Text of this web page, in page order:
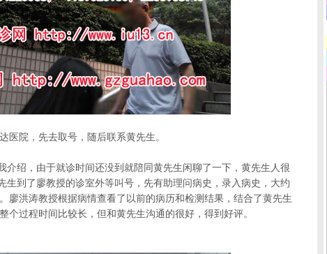
医院，先去取号，随后联系黄先生。
介绍，由于就诊时间还没到就陪同黄先生闲聊了一下，黄先生人很
生到了廖教授的诊室外等叫号，先有助理问病史，录入病史，大约
廖洪涛教授根据病情查看了以前的病历和检测结果，结合了黄先生
个过程时间比较长，但和黄先生沟通的很好，得到好评。